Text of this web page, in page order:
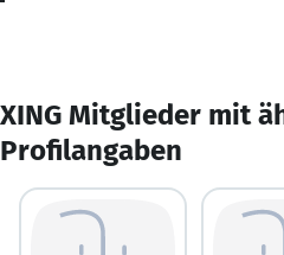
XING Mitglieder mit
Profilangaben